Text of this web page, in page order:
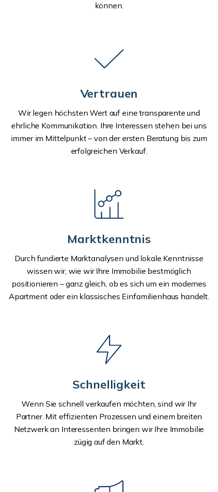
können.
Vertrauen
Wir legen höchsten Wert auf eine transparente und
ehrliche Kommunikation. Ihre Interessen stehen bei uns
immer im Mittelpunkt – von der ersten Beratung bis zum
erfolgreichen Verkauf.
Marktkenntnis
Durch fundierte Marktanalysen und lokale Kenntnisse
wissen wir, wie wir Ihre Immobilie bestmöglich
positionieren – ganz gleich, ob es sich um ein modernes
Apartment oder ein klassisches Einfamilienhaus handelt.
Schnelligkeit
Wenn Sie schnell verkaufen möchten, sind wir Ihr
Partner. Mit effizienten Prozessen und einem breiten
Netzwerk an Interessenten bringen wir Ihre Immobilie
zügig auf den Markt.